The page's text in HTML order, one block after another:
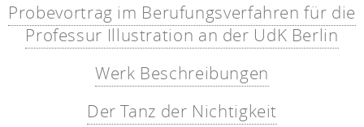
Probevortrag im Berufungsverfahren für die
Professur Illustration an der UdK Berlin
Werk Beschreibungen
Der Tanz der Nichtigkeit